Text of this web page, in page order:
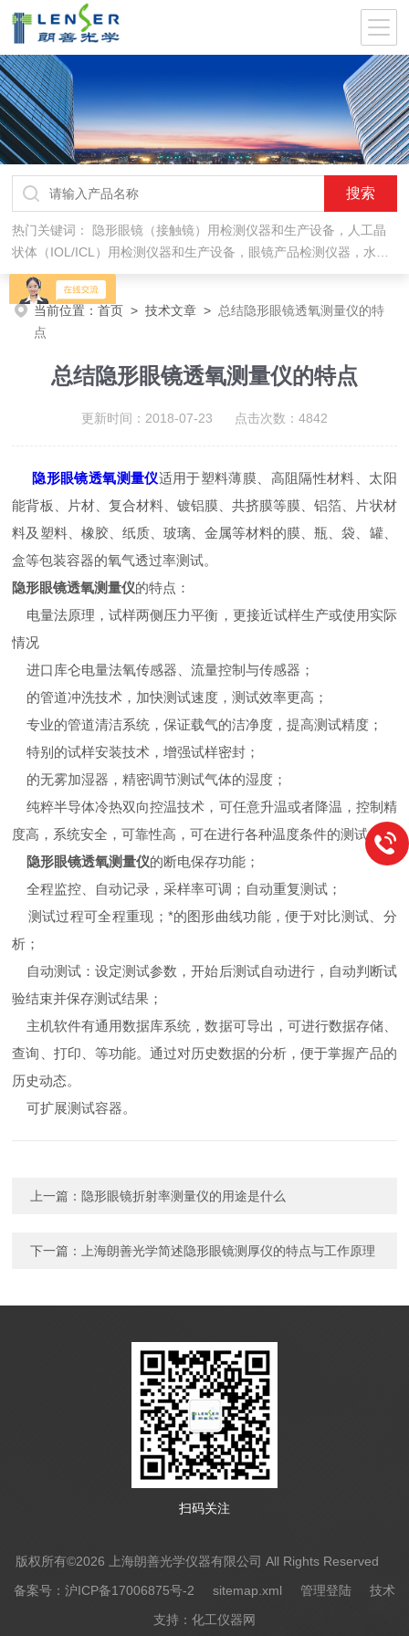
热门关键词： 隐形眼镜（接触镜）用检测仪器和生产设备，人工晶
状体（IOL/ICL）用检测仪器和生产设备，眼镜产品检测仪器，水气
处理环保设备
当前位置：首页 >技术文章 > 总结隐形眼镜透氧测量仪的特
点
总结隐形眼镜透氧测量仪的特点
更新时间：2018-07-23 点击次数：4842
隐形眼镜透氧测量仪适用于塑料薄膜、高阻隔性材料、太阳
能背板、片材、复合材料、镀铝膜、共挤膜等膜、铝箔、片状材
料及塑料、橡胶、纸质、玻璃、金属等材料的膜、瓶、袋、罐、
盒等包装容器的氧气透过率测试。
隐形眼镜透氧测量仪的特点：
电量法原理，试样两侧压力平衡，更接近试样生产或使用实际
情况
进口库仑电量法氧传感器、流量控制与传感器；
的管道冲洗技术，加快测试速度，测试效率更高；
专业的管道清洁系统，保证载气的洁净度，提高测试精度；
特别的试样安装技术，增强试样密封；
的无雾加湿器，精密调节测试气体的湿度；
纯粹半导体冷热双向控温技术，可任意升温或者降温，控制精
度高，系统安全，可靠性高，可在进行各种温度条件的测试；
隐形眼镜透氧测量仪的断电保存功能；
全程监控、自动记录，采样率可调；自动重复测试；
测试过程可全程重现；*的图形曲线功能，便于对比测试、分
析；
自动测试：设定测试参数，开始后测试自动进行，自动判断试
验结束并保存测试结果；
主机软件有通用数据库系统，数据可导出，可进行数据存储、
查询、打印、等功能。通过对历史数据的分析，便于掌握产品的
历史动态。
可扩展测试容器。
上一篇： 隐形眼镜折射率测量仪的用途是什么
下一篇： 上海朗善光学简述隐形眼镜测厚仪的特点与工作原理
扫码关注
版权所有©2026 上海朗善光学仪器有限公司 All Rights Reserved
备案号：沪ICP备17006875号-2
sitemap.xml 管理登陆技术
支持： 化工仪器网